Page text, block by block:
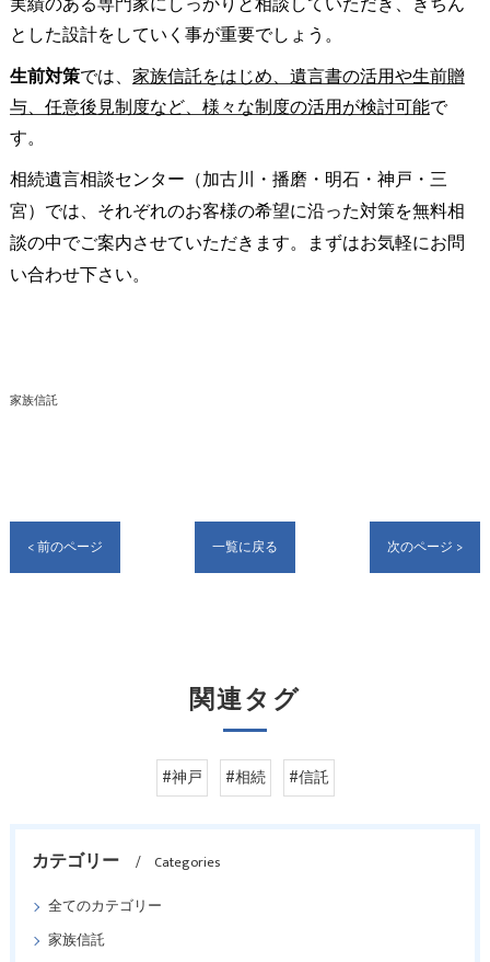
実績のある専門家にしっかりと相談していただき、きちん
とした設計をしていく事が重要でしょう。
生前対策では、 家族信託をはじめ、遺言書の活用や生前贈
与、任意後見制度など、様々な制度の活用が検討可能で
す。
相続遺言相談センター（加古川・播磨・明石・神戸・三
宮）では、それぞれのお客様の希望に沿った対策を無料相
談の中でご案内させていただきます。まずはお気軽にお問
い合わせ下さい。
家族信託
< 前のページ 一覧に戻る 次のページ >
関連タグ
#神戸 #相続 #信託
カテゴリー
Categories
全てのカテゴリー
家族信託